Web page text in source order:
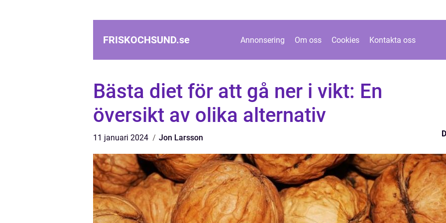
FRISKOCHSUND.se Annonsering Om oss Cookies Kontakta oss
Bästa diet för att gå ner i vikt: En
översikt av olika alternativ
11 januari 2024 Jon Larsson